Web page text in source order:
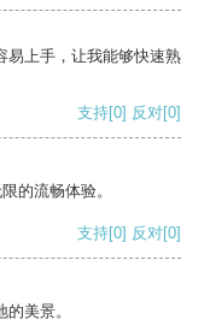
易上手，让我能够快速熟
支持[0] 反对[0]
的流畅体验。
支持[0] 反对[0]
美景。